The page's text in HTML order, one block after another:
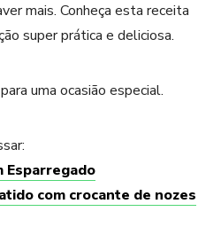
mais. Conheça esta receita
super prática e deliciosa.
uma ocasião especial.
Esparregado
com crocante de nozes